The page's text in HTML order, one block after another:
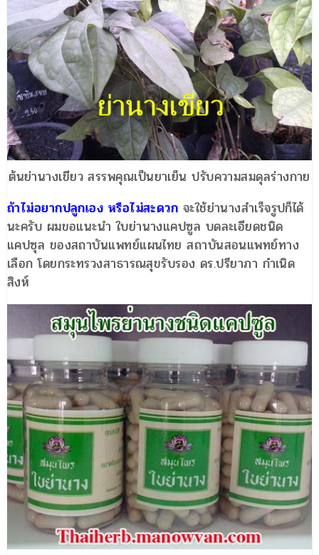
ต้นย่านางเขียว สรรพคุณเป็นยาเย็น ปรับความสมดุลร่างกาย
ถ้าไม่อยากปลูกเอง หรือไม่สะดวก จะใช้ย่านางสำเร็จรูปก็ได้
นะครับ ผมขอแนะนำ ใบย่านางแคปซูล บดละเอียดชนิด
แคปซุล ของสถาบันแพทย์แผนไทย สถาบันสอนแพทย์ทาง
เลือก โดยกระทรวงสาธารณสุขรับรอง ดร.ปรียาภา กำเนิด
สิงห์